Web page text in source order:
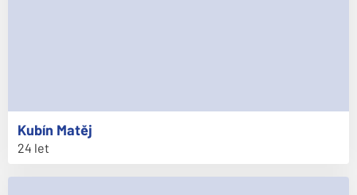
Matěj
Kubín
24 let